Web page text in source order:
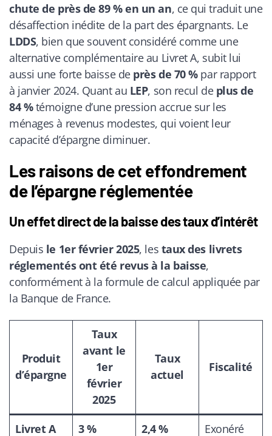
chute de près de 89 % en un an, ce qui traduit une
désaffection inédite de la part des épargnants. Le
LDDS, bien que souvent considéré comme une
alternative complémentaire au Livret A, subit lui
aussi une forte baisse de près de 70 %par rapport
à janvier 2024. Quant au LEP, son recul de plus de
84 %témoigne d’une pression accrue sur les
ménages à revenus modestes, qui voient leur
capacité d’épargne diminuer.
Les raisons de cet effondrement
de l’épargne réglementée
Un effet direct de la baisse des taux d’intérêt
Depuis le 1er février 2025, les taux des livrets
réglementés ont été revus à la baisse,
conformément à la formule de calcul appliquée par
la Banque de France.
Produit
d’épargne
Taux
avant le
1er
février
2025
Taux
actuel
Fiscalité
Livret A 3 % 2,4 % Exonéré